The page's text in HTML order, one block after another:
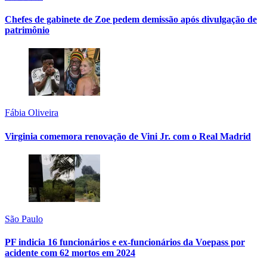
Chefes de gabinete de Zoe pedem demissão após divulgação de
patrimônio
Fábia Oliveira
Virginia comemora renovação de Vini Jr. com o Real Madrid
São Paulo
PF indicia 16 funcionários e ex-funcionários da Voepass por
acidente com 62 mortos em 2024